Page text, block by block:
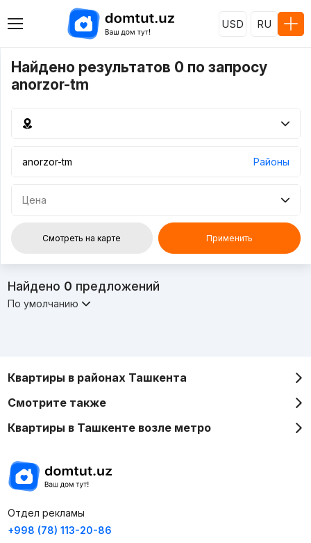
USD RU
Найдено результатов 0 по запросу
anorzor-tm
Районы
Цена
Смотреть на карте Применить
Найдено 0 предложений
По умолчанию
Квартиры в районах Ташкента
Смотрите также
Квартиры в Ташкенте возле метро
Отдел рекламы
+998 (78) 113-20-86